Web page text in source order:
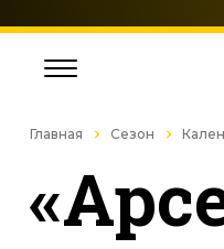
Главная Сезон